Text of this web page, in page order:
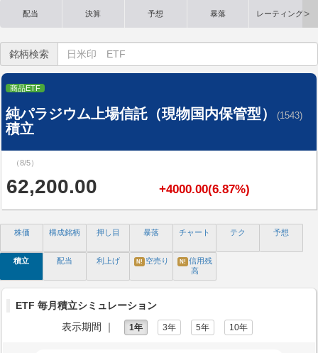
配当 決算 予想 暴落 レーティング格
銘柄検索
商品ETF
純パラジウム上場信託（現物国内保管型） (1543)
積立
（8/5）
62,200.00 +4000.00(6.87%)
株価 構成銘柄 押し目 暴落 チャート テク 予想
積立 配当 利上げ N! 空売り N! 信用残
高
ETF 毎月積立シミュレーション
表示期間 ｜
1年 3年 5年 10年